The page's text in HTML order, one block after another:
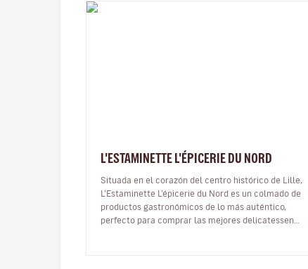
L'ESTAMINETTE L'ÉPICERIE DU NORD
Situada en el corazón del centro histórico de Lille,
L’Estaminette L’épicerie du Nord es un colmado de
productos gastronómicos de lo más auténtico,
perfecto para comprar las mejores delicatessen